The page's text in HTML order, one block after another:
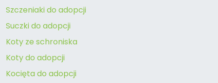
Szczeniaki do adopcji
Suczki do adopcji
Koty ze schroniska
Koty do adopcji
Kocięta do adopcji